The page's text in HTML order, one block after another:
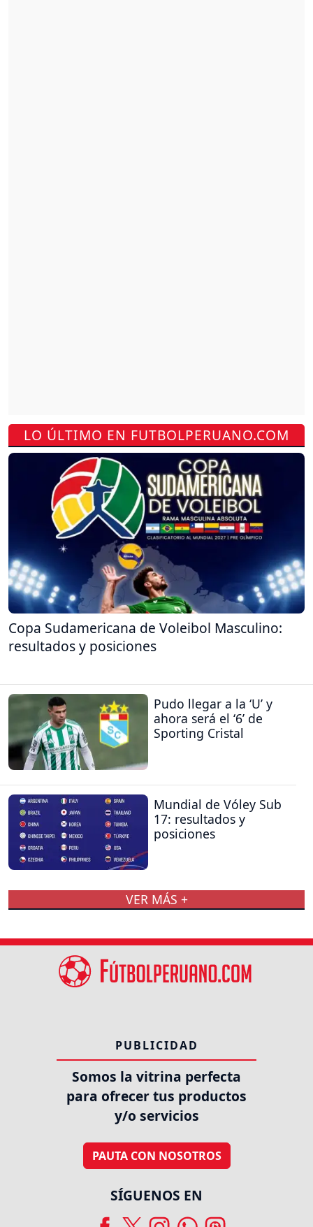
LO ÚLTIMO EN FUTBOLPERUANO.COM
Copa Sudamericana de Voleibol Masculino:
resultados y posiciones
Pudo llegar a la ‘U’ y
ahora será el ‘6’ de
Sporting Cristal
Mundial de Vóley Sub
17: resultados y
posiciones
VER MÁS +
PUBLICIDAD
Somos la vitrina perfecta
para ofrecer tus productos
y/o servicios
PAUTA CON NOSOTROS
SÍGUENOS EN